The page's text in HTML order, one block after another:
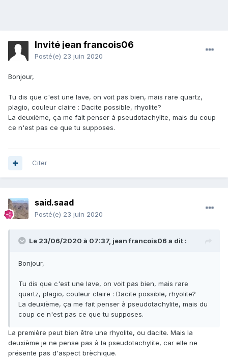
Invité jean francois06
Posté(e) 23 juin 2020
Bonjour,
Tu dis que c'est une lave, on voit pas bien, mais rare quartz,
plagio, couleur claire : Dacite possible, rhyolite?
La deuxième, ça me fait penser à pseudotachylite, mais du coup
ce n'est pas ce que tu supposes.
Citer
said.saad
Posté(e) 23 juin 2020
Le 23/06/2020 à 07:37, jean francois06 a dit :
Bonjour,
Tu dis que c'est une lave, on voit pas bien, mais rare
quartz, plagio, couleur claire : Dacite possible, rhyolite?
La deuxième, ça me fait penser à pseudotachylite, mais du
coup ce n'est pas ce que tu supposes.
La première peut bien être une rhyolite, ou dacite. Mais la
deuxième je ne pense pas à la pseudotachylite, car elle ne
présente pas d'aspect brèchique.